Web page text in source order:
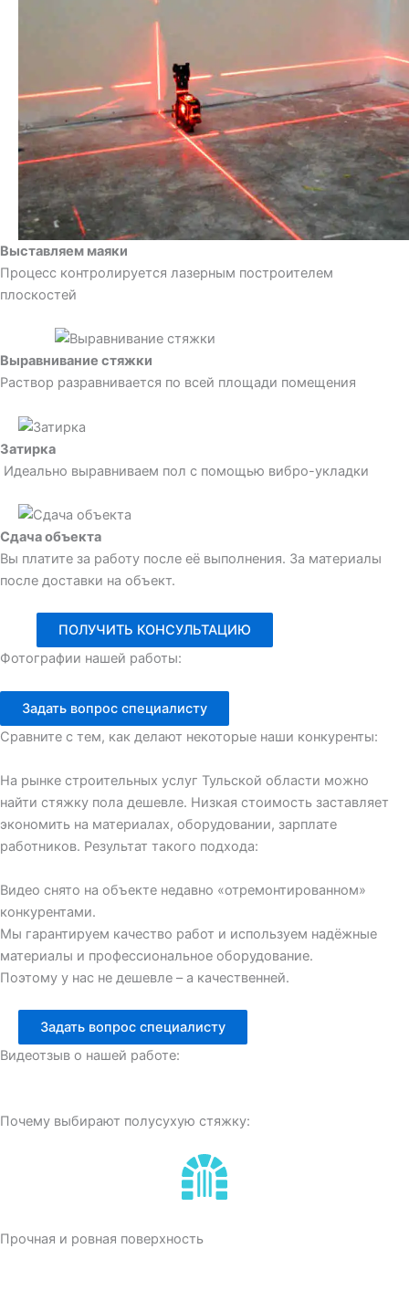
Выставляем маяки
Процесс контролируется лазерным построителем
плоскостей
Выравнивание стяжки
Раствор разравнивается по всей площади помещения
Затирка
Идеально выравниваем пол с помощью вибро-укладки
Сдача объекта
Вы платите за работу после её выполнения. За материалы
после доставки на объект.
ПОЛУЧИТЬ КОНСУЛЬТАЦИЮ
Фотографии нашей работы:
Задать вопрос специалисту
Сравните с тем, как делают некоторые наши конкуренты:
На рынке строительных услуг Тульской области можно
найти стяжку пола дешевле. Низкая стоимость заставляет
экономить на материалах, оборудовании, зарплате
работников. Результат такого подхода:
Видео снято на объекте недавно «отремонтированном»
конкурентами.
Мы гарантируем качество работ и используем надёжные
материалы и профессиональное оборудование.
Поэтому у нас не дешевле – а качественней.
Задать вопрос специалисту
Видеотзыв о нашей работе:
Почему выбирают полусухую стяжку:
Прочная и ровная поверхность